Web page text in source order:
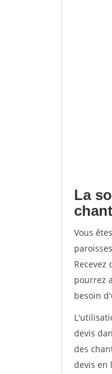
La
Vous
pourrez
besoin
devis
des
devis en